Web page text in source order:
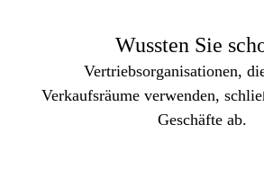
Wussten Sie
Vertriebsorganisationen,
Verkaufsräume verwenden,
Geschäfte ab.